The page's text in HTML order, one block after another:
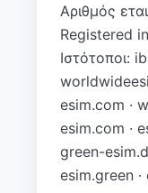
Αριθμός
Registered
Ιστότοποι:
esim.com ·
esim.com ·
green-
esim.green